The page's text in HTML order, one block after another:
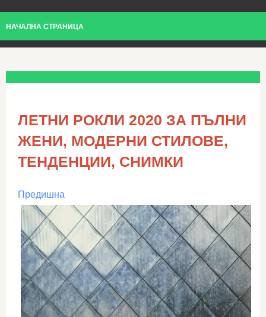
НАЧАЛНА СТРАНИЦА
ЛЕТНИ РОКЛИ 2020 ЗА ПЪЛНИ
ЖЕНИ, МОДЕРНИ СТИЛОВЕ,
ТЕНДЕНЦИИ, СНИМКИ
Предишна